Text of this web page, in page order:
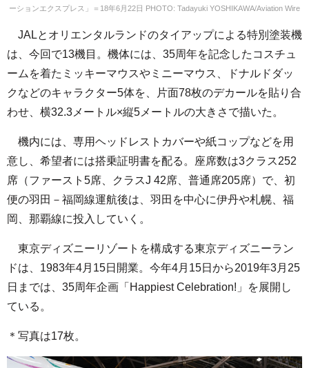
ーションエクスプレス」＝18年6月22日 PHOTO: Tadayuki YOSHIKAWA/Aviation Wire
JALとオリエンタルランドのタイアップによる特別塗装機
は、今回で13機目。機体には、35周年を記念したコスチュ
ームを着たミッキーマウスやミニーマウス、ドナルドダッ
クなどのキャラクター5体を、片面78枚のデカールを貼り合
わせ、横32.3メートル×縦5メートルの大きさで描いた。
機内には、専用ヘッドレストカバーや紙コップなどを用
意し、希望者には搭乗証明書を配る。座席数は3クラス252
席（ファースト5席、クラスJ 42席、普通席205席）で、初
便の羽田－福岡線運航後は、羽田を中心に伊丹や札幌、福
岡、那覇線に投入していく。
東京ディズニーリゾートを構成する東京ディズニーラン
ドは、1983年4月15日開業。今年4月15日から2019年3月25
日までは、35周年企画「Happiest Celebration!」を展開し
ている。
＊写真は17枚。